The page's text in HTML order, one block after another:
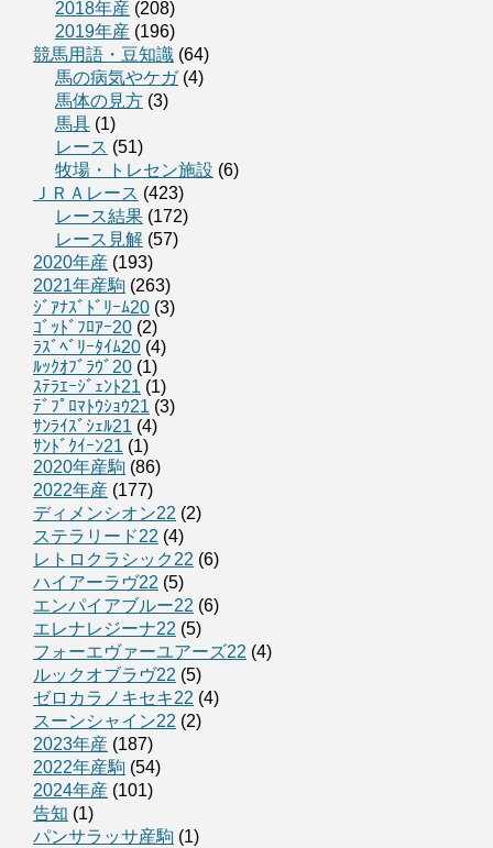
2018年産 (208)
2019年産 (196)
競馬用語・豆知識 (64)
馬の病気やケガ(4)
馬体の見方 (3)
馬具 (1)
レース (51)
牧場・トレセン施設 (6)
ＪＲＡレース (423)
レース結果 (172)
レース見解 (57)
2020年産 (193)
2021年産駒 (263)
ｼﾞｱﾅｽﾞﾄﾞﾘｰﾑ20 (3)
ｺﾞｯﾄﾞﾌﾛｱｰ20 (2)
ﾗｽﾞﾍﾞﾘｰﾀｲﾑ20 (4)
ﾙｯｸｵﾌﾞﾗｳﾞ20 (1)
ｽﾃﾗｴｰｼﾞｪﾝﾄ21 (1)
ﾃﾞﾌﾟﾛﾏﾄｳｼｮｳ21 (3)
ｻﾝﾗｲｽﾞｼｪﾙ21 (4)
ｻﾝﾄﾞｸｲｰﾝ21 (1)
2020年産駒 (86)
2022年産 (177)
ディメンシオン22 (2)
ステラリード22 (4)
レトロクラシック22 (6)
ハイアーラヴ22 (5)
エンパイアブルー22 (6)
エレナレジーナ22 (5)
フォーエヴァーユアーズ22 (4)
ルックオブラヴ22 (5)
ゼロカラノキセキ22 (4)
スーンシャイン22 (2)
2023年産 (187)
2022年産駒 (54)
2024年産 (101)
告知 (1)
パンサラッサ産駒 (1)